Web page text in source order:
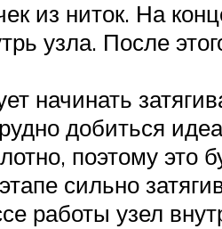
из ниток. На
узла. После
начинать
добиться
поэтому это
сильно
работы узел